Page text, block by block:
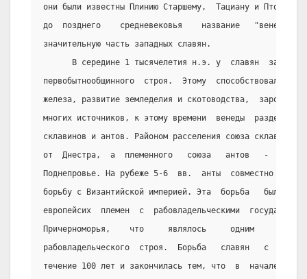
они были известны Плинию Старшему,  Тациану и
до  позднего    средневековья    название   "венеды"
значительную часть западных славян.
В середине 1 тысячелетия н.э. у  славян
первобытнообщинного  строя.  Этому  способствовали
железа, развитие земледелия и скотоводства,
многих источников, к этому времени  венеды
склавинов и антов. Районом расселения союза склавинов
от  Днестра,  а  племенного   союза   антов   -
Поднепровье. На рубеже 5-6  вв.  анты  совместно  со
борьбу с Византийской империей. Эта  борьба   была
европейсих  племен  с  рабовладельческими
Причерноморья,    что     являлось     одним     из
рабовладельческого  строя.  Борьба   славян   с
течение 100 лет и закончилась тем, что  в  начале   7